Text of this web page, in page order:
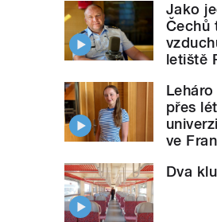
Jako
Čechů
letiště
přes
ve
Dva